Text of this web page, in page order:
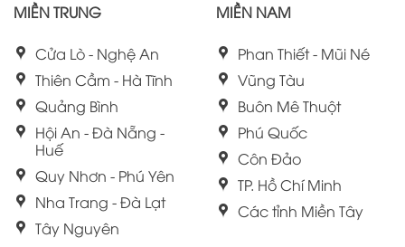
MIỀN TRUNG
Cửa Lò - Nghệ An
Thiên Cầm - Hà Tĩnh
Quảng Bình
Hội An - Đà Nẵng -
Huế
Quy Nhơn - Phú Yên
Nha Trang - Đà Lạt
Tây Nguyên
MIỀN NAM
Phan Thiết - Mũi Né
Vũng Tàu
Buôn Mê Thuột
Phú Quốc
Côn Đảo
TP. Hồ Chí Minh
Các tỉnh Miền Tây